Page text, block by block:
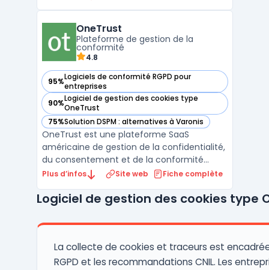
classe en quatre catégories (nécessaires,
préférences, statistiques ...
OneTrust
Plateforme de gestion de la
conformité
4.8
95%Logiciels de conformité RGPD pour
entreprises
— voir OneTrust dans cette catégorie
90%Logiciel de gestion des cookies type
OneTrust
— voir OneTrust dans cette catégorie
75%Solution DSPM : alternatives à Varonis
— voir OneTrust dans cette catégorie
OneTrust est une plateforme SaaS
américaine de gestion de la confidentialité,
du consentement et de la conformité
réglementaire. Fondée en 2016 à Atlanta,
pays, dont des entreprises du CAC 40 et
plateforme couvre la conf ...
Plus d’infos Site web Fiche complète
Logiciel de gestion des cookies type
La collecte de cookies et traceurs est
RGPD et les recommandations CNIL. Les